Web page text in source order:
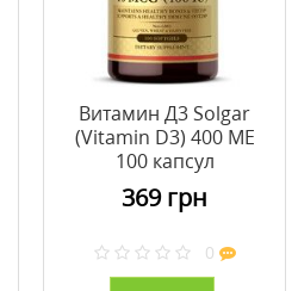
Витамин Д3 Solgar
(Vitamin D3) 400 МЕ
100 капсул
369 грн
0